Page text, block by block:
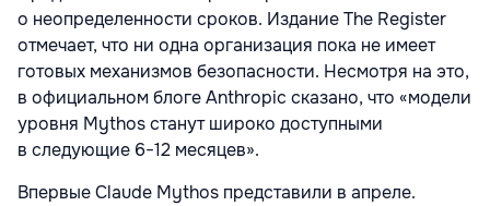
о неопределенности сроков. Издание The Register
отмечает, что ни одна организация пока не имеет
готовых механизмов безопасности. Несмотря на это,
в официальном блоге Anthropic сказано, что «модели
уровня Mythos станут широко доступными
в следующие 6−12 месяцев».
Впервые Claude Mythos представили в апреле.